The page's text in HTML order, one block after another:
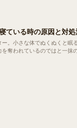
ている時の原因と対
。小さな体でぬくぬくと眠
奪われているのではと一抹